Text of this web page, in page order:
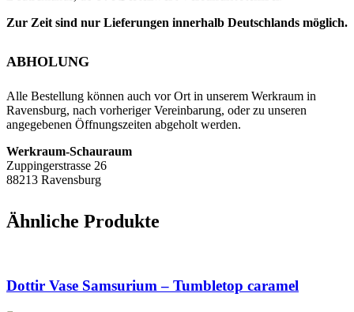
Zur Zeit sind nur Lieferungen innerhalb Deutschlands möglich.
ABHOLUNG
Alle Bestellung können auch vor Ort in unserem Werkraum in
Ravensburg, nach vorheriger Vereinbarung, oder zu unseren
angegebenen Öffnungszeiten abgeholt werden.
Werkraum-Schauraum
Zuppingerstrasse 26
88213 Ravensburg
Ähnliche Produkte
Dottir Vase Samsurium – Tumbletop caramel